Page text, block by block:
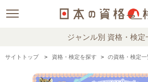
ジャンル別 資格・検定
サイトトップ 資格・検定を探す の資格・検定一